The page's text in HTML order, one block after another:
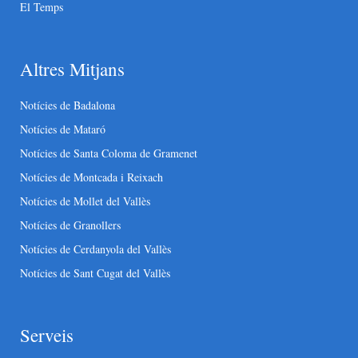
El Temps
Altres Mitjans
Notícies de Badalona
Notícies de Mataró
Notícies de Santa Coloma de Gramenet
Notícies de Montcada i Reixach
Notícies de Mollet del Vallès
Notícies de Granollers
Notícies de Cerdanyola del Vallès
Notícies de Sant Cugat del Vallès
Serveis